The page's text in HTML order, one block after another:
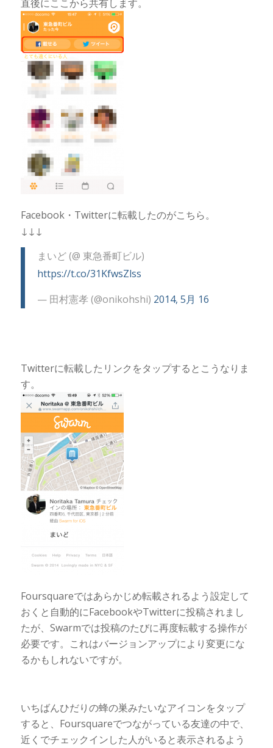
直後にここから共有します。
Facebook・Twitterに転載したのがこちら。
↓↓↓
まいど (@ 東急番町ビル)
https://t.co/31KfwsZlss
— 田村憲孝 (@onikohshi) 2014, 5月 16
Twitterに転載したリンクをタップするとこうなりま
す。
Foursquareではあらかじめ転載されるよう設定して
おくと自動的にFacebookやTwitterに投稿されまし
たが、Swarmでは投稿のたびに再度転載する操作が
必要です。これはバージョンアップにより変更にな
るかもしれないですが。
いちばんひだりの蜂の巣みたいなアイコンをタップ
すると、Foursquareでつながっている友達の中で、
近くでチェックインした人がいると表示されるよう